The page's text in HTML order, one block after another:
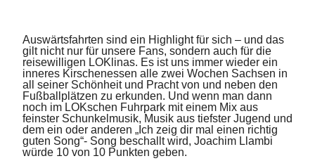
Auswärtsfahrten sind ein Highlight für sich – und das
gilt nicht nur für unsere Fans, sondern auch für die
reisewilligen LOKlinas. Es ist uns immer wieder ein
inneres Kirschenessen alle zwei Wochen Sachsen in
all seiner Schönheit und Pracht von und neben den
Fußballplätzen zu erkunden. Und wenn man dann
noch im LOKschen Fuhrpark mit einem Mix aus
feinster Schunkelmusik, Musik aus tiefster Jugend und
dem ein oder anderen „Ich zeig dir mal einen richtig
guten Song“- Song beschallt wird, Joachim Llambi
würde 10 von 10 Punkten geben.